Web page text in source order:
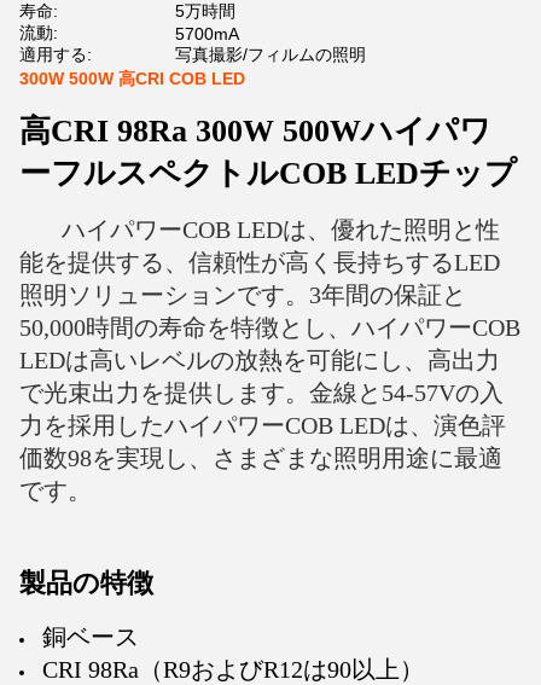
寿命:
5万時間
流動:
5700mA
適用する:
写真撮影/フィルムの照明
300W 500W 高CRI COB LED
高CRI 98Ra 300W 500Wハイパワ
ーフルスペクトルCOB LEDチップ
ハイパワーCOB LEDは、優れた照明と性
能を提供する、信頼性が高く長持ちするLED
照明ソリューションです。3年間の保証と
50,000時間の寿命を特徴とし、ハイパワーCOB
LEDは高いレベルの放熱を可能にし、高出力
で光束出力を提供します。金線と54-57Vの入
力を採用したハイパワーCOB LEDは、演色評
価数98を実現し、さまざまな照明用途に最適
です。
製品の特徴
銅ベース
CRI 98Ra（R9およびR12は90以上）